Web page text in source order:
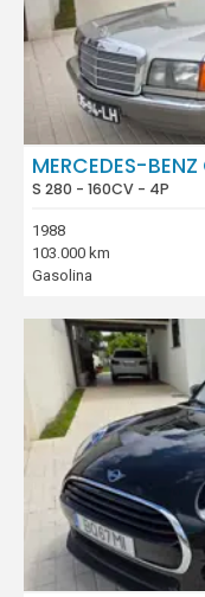
MERCEDES-BENZ
S 280 - 160CV - 4P
1988
103.000 km
Gasolina